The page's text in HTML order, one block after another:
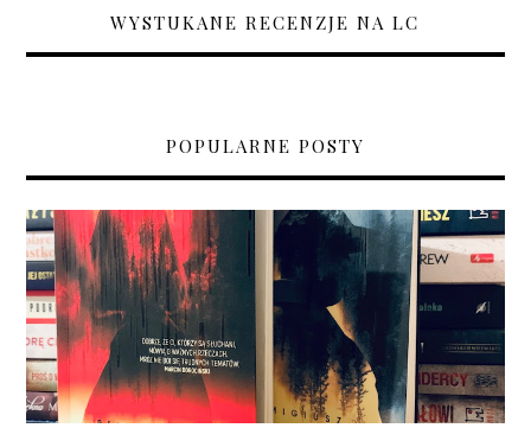
WYSTUKANE RECENZJE NA LC
POPULARNE POSTY